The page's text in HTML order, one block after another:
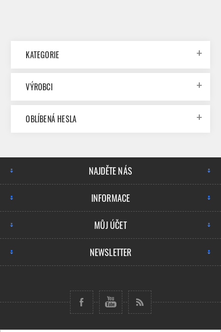
KATEGORIE
VÝROBCI
OBLÍBENÁ HESLA
NAJDĚTE NÁS
INFORMACE
MŮJ ÚČET
NEWSLETTER